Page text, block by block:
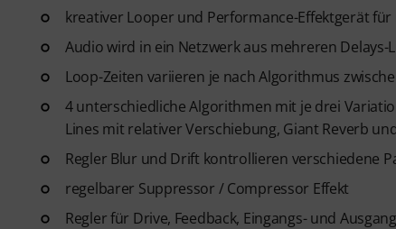
kreativer Looper und Performance-Effektgerät
Audio wird in ein Netzwerk aus mehreren
Loop-Zeiten variieren je nach Algorithmus
4 unterschiedliche Algorithmen mit je drei
Lines mit relativer Verschiebung, Giant Reverb
Regler Blur und Drift kontrollieren verschiedene
regelbarer Suppressor / Compressor Effekt
Regler für Drive, Feedback, Eingangs- und